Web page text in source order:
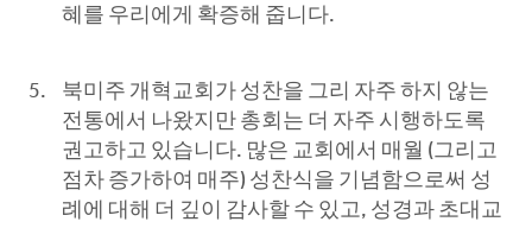
혜를 우리에게 확증해 줍니다.
북미주 개혁교회가 성찬을 그리 자주 하지 않는
전통에서 나왔지만 총회는 더 자주 시행하도록
권고하고 있습니다. 많은 교회에서 매월 (그리고
점차 증가하여 매주) 성찬식을 기념함으로써 성
례에 대해 더 깊이 감사할 수 있고, 성경과 초대교